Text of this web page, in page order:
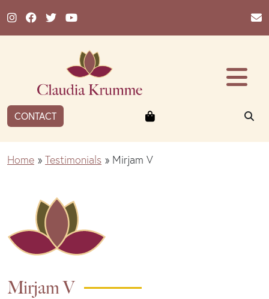
CONTACT Winkelmandje
Home » Testimonials » Mirjam V
Mirjam V